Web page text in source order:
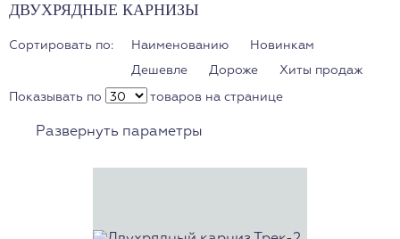
ДВУХРЯДНЫЕ КАРНИЗЫ
Сортировать по: Наименованию
Новинкам
Дешевле
Дороже Хиты продаж
Показывать по товаров на странице
Развернуть параметры